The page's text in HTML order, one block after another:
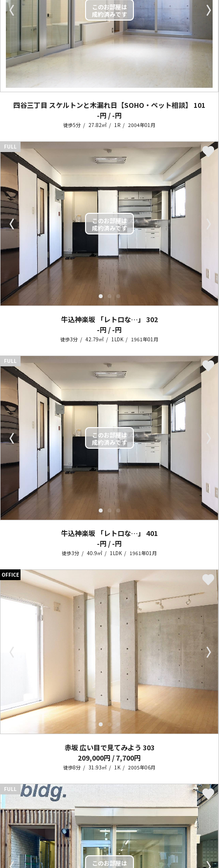
〈 〉
四谷三丁目 スケルトンと木漏れ日【SOHO・ペット相談】
101
-円 / -円
徒歩5分 27.82㎡ 1R 2004年01月
〈 〉
FULL
牛込神楽坂 「レトロな…」 302
-円 / -円
徒歩3分 42.79㎡ 1LDK 1961年01月
〈 〉
FULL
牛込神楽坂 「レトロな…」 401
-円 / -円
徒歩3分 40.9㎡ 1LDK 1961年01月
〈 〉
OFFICE
赤坂 広い目で見てみよう 303
209,000円 / 7,700円
徒歩8分 31.93㎡ 1K 2005年06月
FULL